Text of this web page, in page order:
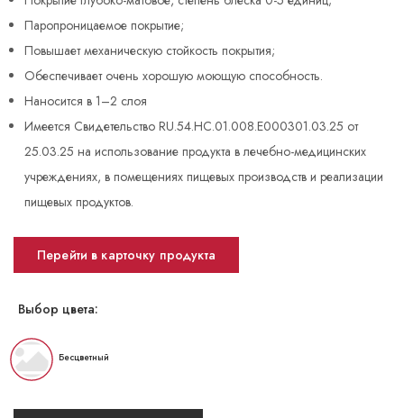
Паропроницаемое покрытие;
Повышает механическую стойкость покрытия;
Обеспечивает очень хорошую моющую способность.
Наносится в 1–2 слоя
Имеется Свидетельство RU.54.HC.01.008.E000301.03.25 от
25.03.25 на использование продукта в лечебно-медицинских
учреждениях, в помещениях пищевых производств и реализации
пищевых продуктов.
Перейти в карточку продукта
Выбор цвета:
Бесцветный